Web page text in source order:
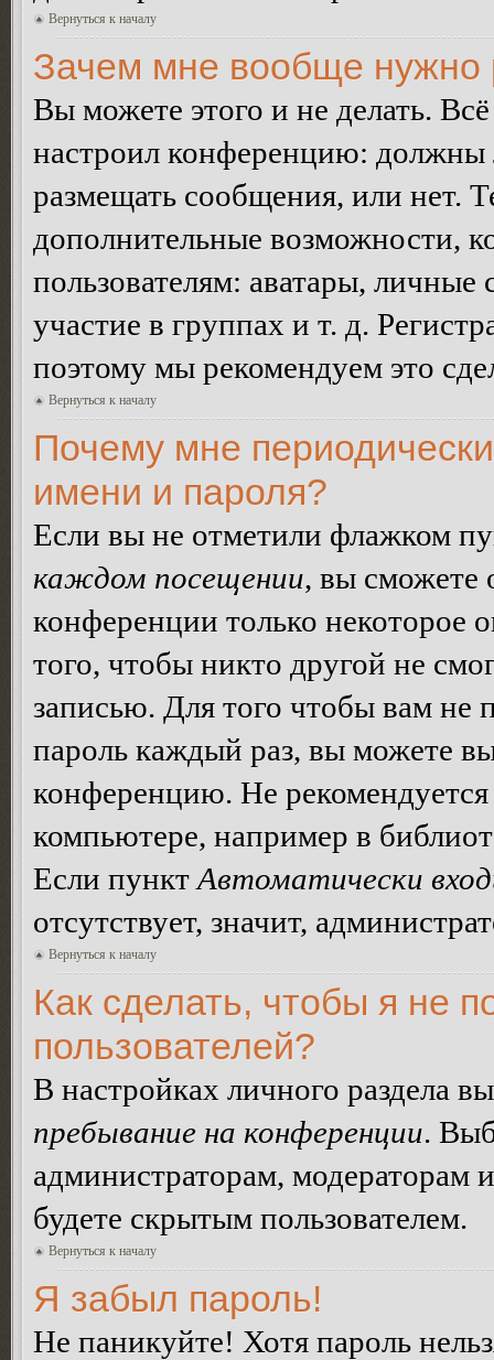
Вернуться к началу
Зачем мне вообще нужно
Вы можете этого и не делать.
настроил конференцию: должны
размещать сообщения, или нет.
дополнительные возможности,
пользователям: аватары,
участие в группах и т. д.
поэтому мы рекомендуем это
Вернуться к началу
Почему мне
имени и пароля?
Если вы не отметили флажком
каждом посещении, вы сможете
конференции только некоторое
того, чтобы никто другой не
записью. Для того чтобы вам не
пароль каждый раз, вы можете
конференцию. Не
компьютере, например в
Если пункт Автоматически
отсутствует, значит,
Вернуться к началу
Как сделать, чтобы я не
пользователей?
В настройках личного раздела
пребывание на конференции.
администраторам, модераторам
будете скрытым пользователем.
Вернуться к началу
Я забыл пароль!
Не паникуйте! Хотя пароль